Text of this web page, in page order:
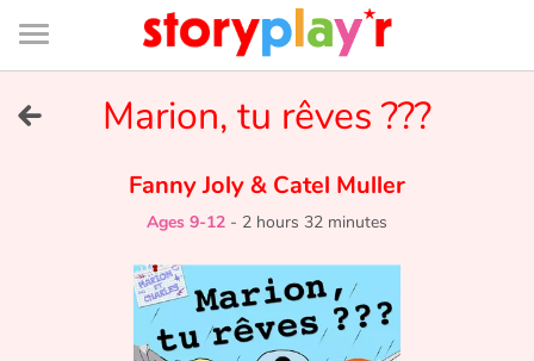
Connexion
Bibliothèque
de
page
Marion, tu rêves ???
Fanny Joly& Catel Muller
Ages 9-12 - 2 hours 32 minutes